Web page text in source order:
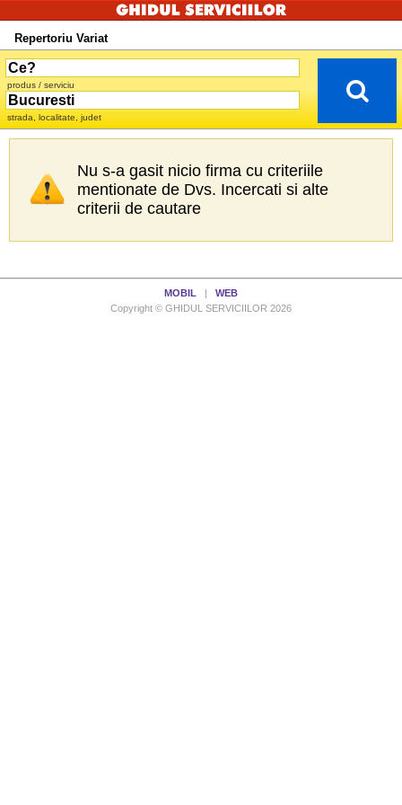
Repertoriu Variat
produs / serviciu
strada, localitate, judet
Nu s-a gasit nicio firma cu criteriile
mentionate de Dvs. Incercati si alte
criterii de cautare
MOBIL
WEB
Copyright © GHIDUL SERVICIILOR 2026